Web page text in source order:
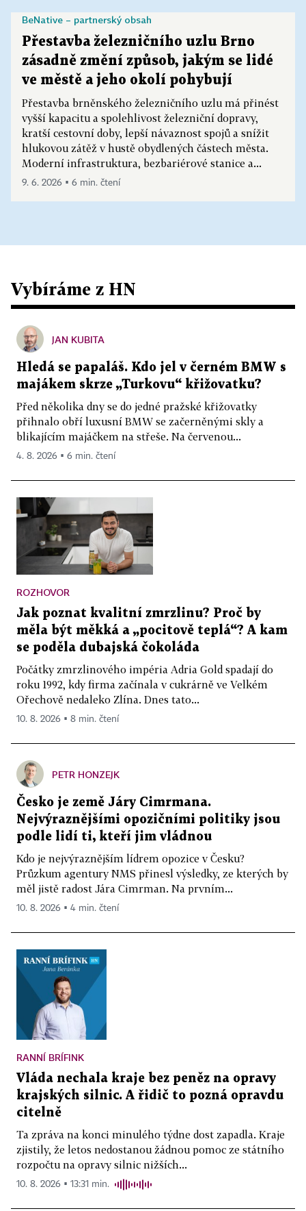
Přestavba železničního uzlu Brno
zásadně změní způsob, jakým se lidé
ve městě a jeho okolí pohybují
Přestavba brněnského železničního uzlu má přinést
vyšší kapacitu a spolehlivost železniční dopravy,
kratší cestovní doby, lepší návaznost spojů a snížit
hlukovou zátěž v hustě obydlených částech města.
Moderní infrastruktura, bezbariérové stanice a...
BeNative – partnerský obsah
9. 6. 2026 ▪ 6 min. čtení
Vybíráme z HN
JAN KUBITA
Hledá se papaláš. Kdo jel v černém BMW s
majákem skrze „Turkovu“ křižovatku?
Před několika dny se do jedné pražské křižovatky
přihnalo obří luxusní BMW se začerněnými skly a
blikajícím majáčkem na střeše. Na červenou...
4. 8. 2026 ▪ 6 min. čtení
ROZHOVOR
Jak poznat kvalitní zmrzlinu? Proč by
měla být měkká a „pocitově teplá“? A kam
se poděla dubajská čokoláda
Počátky zmrzlinového impéria Adria Gold spadají do
roku 1992, kdy firma začínala v cukrárně ve Velkém
Ořechově nedaleko Zlína. Dnes tato...
10. 8. 2026 ▪ 8 min. čtení
PETR HONZEJK
Česko je země Járy Cimrmana.
Nejvýraznějšími opozičními politiky jsou
podle lidí ti, kteří jim vládnou
Kdo je nejvýraznějším lídrem opozice v Česku?
Průzkum agentury NMS přinesl výsledky, ze kterých by
měl jistě radost Jára Cimrman. Na prvním...
10. 8. 2026 ▪ 4 min. čtení
RANNÍ BRÍFINK
Vláda nechala kraje bez peněz na opravy
krajských silnic. A řidič to pozná opravdu
citelně
Ta zpráva na konci minulého týdne dost zapadla. Kraje
zjistily, že letos nedostanou žádnou pomoc ze státního
rozpočtu na opravy silnic nižších...
10. 8. 2026 ▪ 13:31 min.